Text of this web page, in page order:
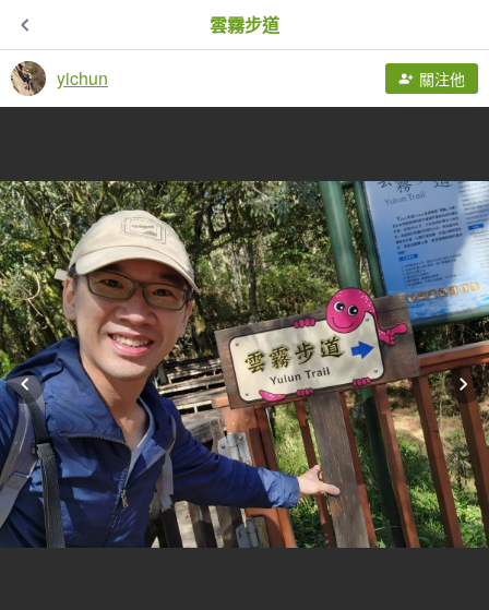
雲霧步道
yichun 關注他